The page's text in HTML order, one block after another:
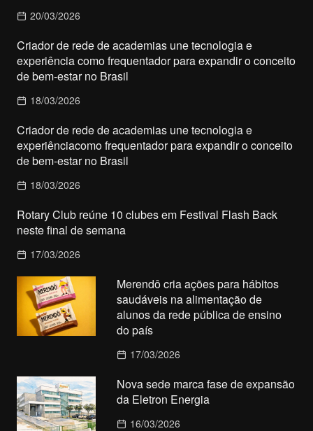
20/03/2026
Criador de rede de academias une tecnologia e
experiência como frequentador para expandir o conceito
de bem-estar no Brasil
18/03/2026
Criador de rede de academias une tecnologia e
experiênciacomo frequentador para expandir o conceito
de bem-estar no Brasil
18/03/2026
Rotary Club reúne 10 clubes em Festival Flash Back
neste final de semana
17/03/2026
Merendô cria ações para hábitos
saudáveis na alimentação de
alunos da rede pública de ensino
do país
17/03/2026
Nova sede marca fase de expansão
da Eletron Energia
16/03/2026